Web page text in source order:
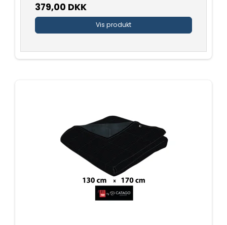
379,00 DKK
Vis produkt